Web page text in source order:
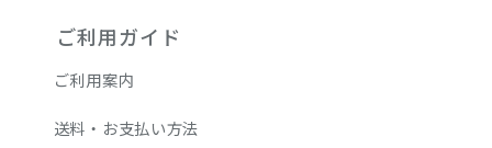
ご利用ガイド
ご利用案内
送料・お支払い方法